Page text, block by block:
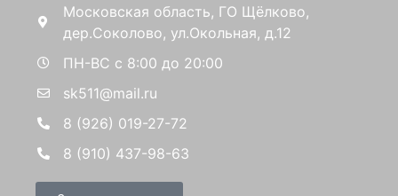
Московская область, ГО Щёлково,
дер.Соколово, ул.Окольная, д.12
ПН-ВС с 8:00 до 20:00
sk511@mail.ru
8 (926) 019-27-72
8 (910) 437-98-63